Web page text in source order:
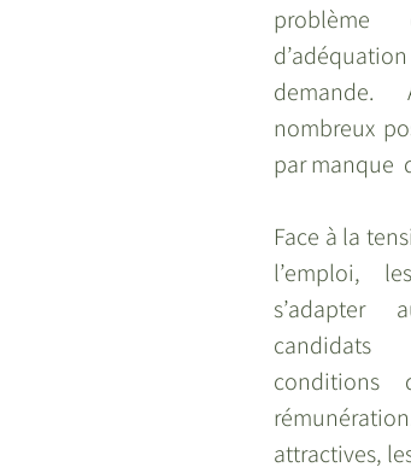
problème
demande.
nombreux
par manque
Face à la
l’emploi,
s’adapter
attractives,